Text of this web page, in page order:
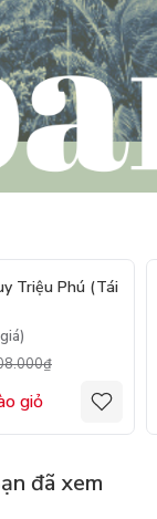
- 15%
Triệu Phú (Tái
giỏ
đã xem